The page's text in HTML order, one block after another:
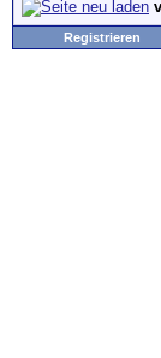
Registrieren